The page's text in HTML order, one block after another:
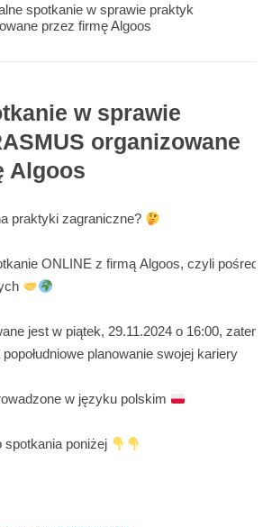
spotkanie w sprawie praktyk
przez firmę Algoos
w sprawie
organizowane
Algoos
praktyki zagraniczne?
ONLINE z firmą Algoos, czyli
jest w piątek, 29.11.2024 o 16:00, zatem
planowanie swojej kariery
w języku polskim
spotkania poniżej